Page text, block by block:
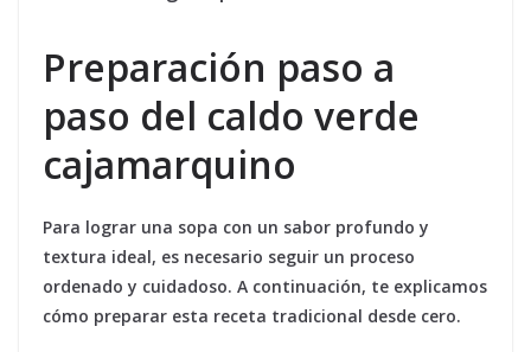
Preparación paso a
paso del caldo verde
cajamarquino
Para lograr una sopa con un sabor profundo y
textura ideal, es necesario seguir un proceso
ordenado y cuidadoso. A continuación, te explicamos
cómo preparar esta receta tradicional desde cero.